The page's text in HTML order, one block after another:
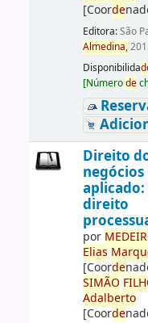
[Coorde
Editora:São
Almedina,
Disponibilida
[Númerode
Direito
negócios
aplicado:
direito
por MEDE
Elias
[Coorde
SIMÃO
Adalberto
[Coorde